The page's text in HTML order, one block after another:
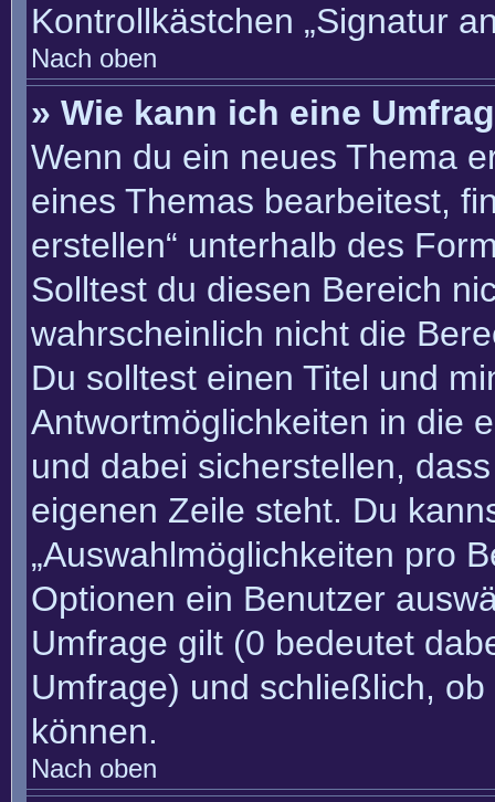
Kontrollkästchen „Signatur
Nach oben
» Wie kann ich eine
Wenn du ein neues Thema
eines Themas bearbeitest,
erstellen“ unterhalb des
Solltest du diesen Bereich
wahrscheinlich nicht die
Du solltest einen Titel und
Antwortmöglichkeiten in die
und dabei sicherstellen,
eigenen Zeile steht. Du
„Auswahlmöglichkeiten pro
Optionen ein Benutzer
Umfrage gilt (0 bedeutet
Umfrage) und schließlich,
können.
Nach oben